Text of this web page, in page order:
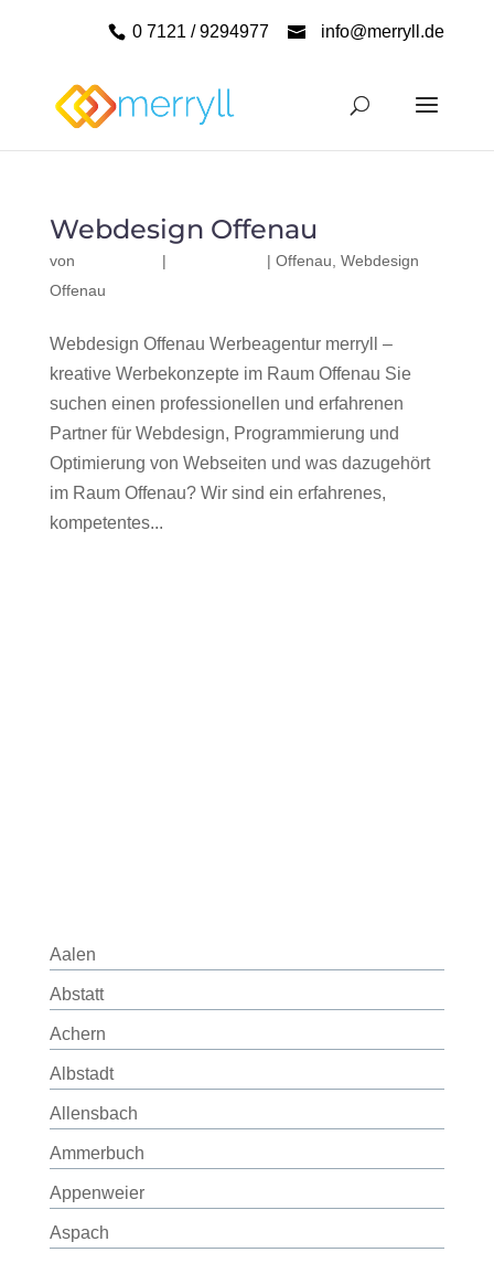
0 7121 / 9294977 info@merryll.de
Webdesign Offenau
von | | Offenau Webdesign
Offenau
Webdesign Offenau Werbeagentur merryll –
kreative Werbekonzepte im Raum Offenau Sie
suchen einen professionellen und erfahrenen
Partner für Webdesign, Programmierung und
Optimierung von Webseiten und was dazugehört
im Raum Offenau? Wir sind ein erfahrenes,
kompetentes...
Aalen
Abstatt
Achern
Albstadt
Allensbach
Ammerbuch
Appenweier
Aspach